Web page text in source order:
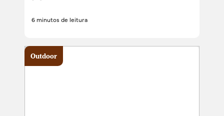
6 minutos de leitura
Outdoor